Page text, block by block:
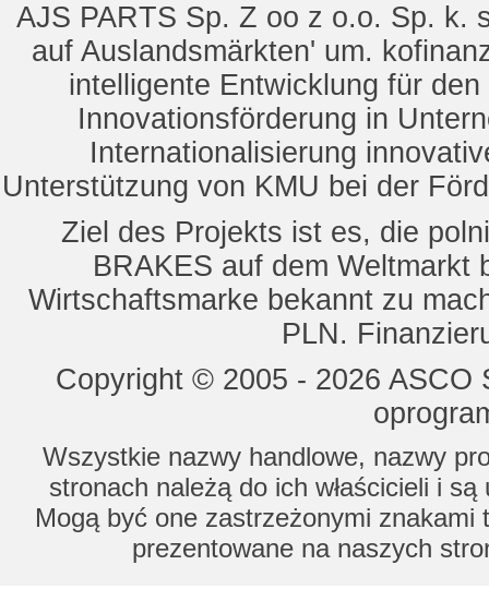
AJS PARTS Sp. Z oo z o.o. Sp. k.
auf Auslandsmärkten' um.
intelligente Entwicklung für
Innovationsförderung in
Internationalisierung
Unterstützung von KMU bei der
Ziel des Projekts ist es, die
BRAKES auf dem Weltmarkt
Wirtschaftsmarke bekannt zu
PLN.
Copyright © 2005 - 2026
Wszystkie nazwy handlowe, nazwy
stronach należą do ich właścicieli i
Mogą być one zastrzeżonymi znakami
prezentowane na naszych